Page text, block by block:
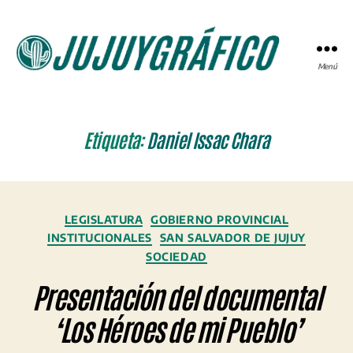
Menú
Etiqueta:Daniel Issac Chara
Categorías
LEGISLATURA
GOBIERNO PROVINCIAL
INSTITUCIONALES
SAN SALVADOR DE JUJUY
SOCIEDAD
Presentación del documental
‘Los Héroes de mi Pueblo’